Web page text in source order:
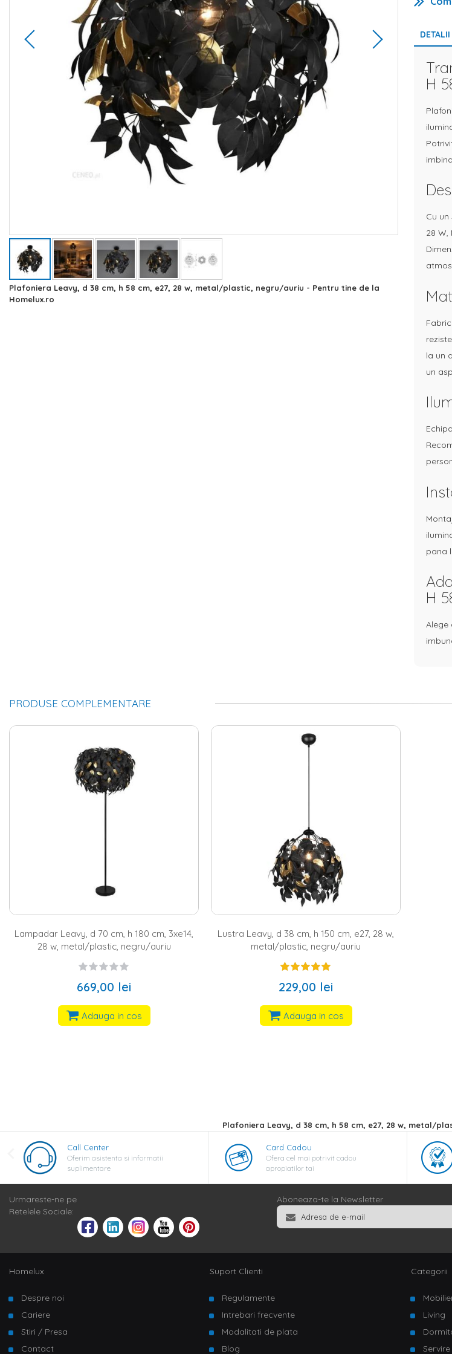
Skip
to
Plafoniera Leavy, d 38 cm, h 58 cm, e27, 28 w, metal/plastic, negru/auriu - Pentru tine de la
Homelux.ro
H
Cu
28
la un
un
pana
H
Alege
PRODUSE COMPLEMENTARE
Lampadar Leavy, d 70 cm, h 180 cm, 3xe14,
28 w, metal/plastic, negru/auriu
669,00 lei
Adauga in cos
Lustra Leavy, d 38 cm, h 150 cm, e27, 28 w,
metal/plastic, negru/auriu
229,00 lei
Adauga in cos
Plafoniera Leavy, d 38 cm, h 58 cm, e27, 28 w, metal/
Call Center
Oferim asistenta si informatii
suplimentare
Card Cadou
Ofera cel mai potrivit cadou
apropiatilor tai
Urmareste-ne pe
Retelele Sociale:
Aboneaza-te la Newsletter
Homelux
Despre noi
Cariere
Stiri / Presa
Contact
Suport Clienti
Regulamente
Intrebari frecvente
Modalitati de plata
Blog
Categorii
Living